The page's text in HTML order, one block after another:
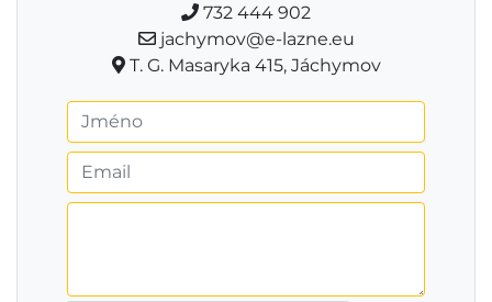
732 444 902
jachymov@e-lazne.eu
T. G. Masaryka 415, Jáchymov